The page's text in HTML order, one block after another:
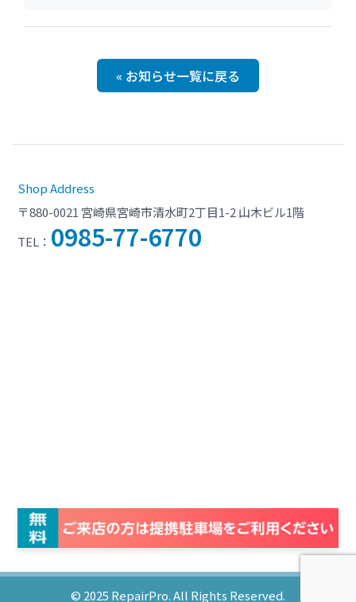
« お知らせ一覧に戻る
Shop Address
〒880-0021 宮崎県宮崎市清水町2丁目1-2 山木ビル1階
TEL： 0985-77-6770
© 2025 RepairPro.All Rights Reserved.